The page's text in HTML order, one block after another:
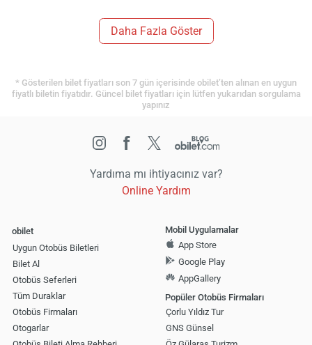
Daha Fazla Göster
* Gösterilen bilet fiyatları son 7 gün içerisinde obilet’ten alınan en uygun
fiyatlı biletin fiyatıdır. Güncel bilet fiyatları için lütfen yukarıdan sorgulama
yapınız
Yardıma mı ihtiyacınız var?
Online Yardım
obilet
Uygun Otobüs Biletleri
Bilet Al
Otobüs Seferleri
Tüm Duraklar
Otobüs Firmaları
Otogarlar
Mobil Uygulamalar
App Store
Google Play
AppGallery
Popüler Otobüs Firmaları
Çorlu Yıldız Tur
GNS Günsel